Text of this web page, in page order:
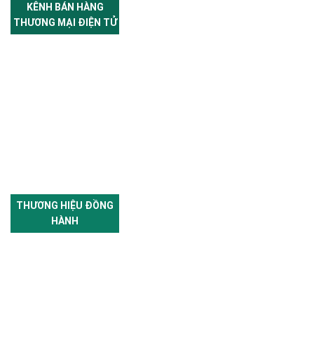
KÊNH BÁN HÀNG
THƯƠNG MẠI ĐIỆN TỬ
THƯƠNG HIỆU ĐỒNG
HÀNH